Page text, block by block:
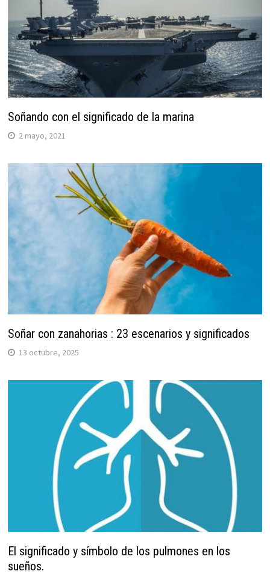
Soñando con el significado de la marina
2 mayo, 2021
Soñar con zanahorias : 23 escenarios y significados
13 octubre, 2025
El significado y símbolo de los pulmones en los
sueños.